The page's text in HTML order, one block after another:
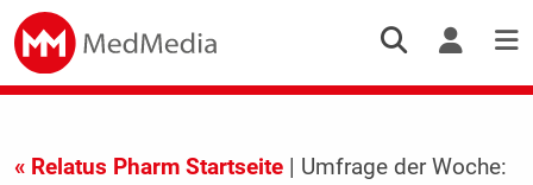
« Relatus Pharm Startseite| Umfrage der Woche: